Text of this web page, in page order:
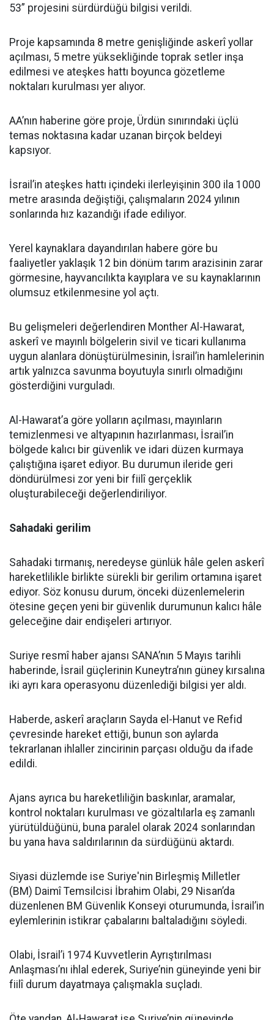
53” projesini sürdürdüğü bilgisi verildi.
Proje kapsamında 8 metre genişliğinde askerî yollar
açılması, 5 metre yüksekliğinde toprak setler inşa
edilmesi ve ateşkes hattı boyunca gözetleme
noktaları kurulması yer alıyor.
AA’nın haberine göre proje, Ürdün sınırındaki üçlü
temas noktasına kadar uzanan birçok beldeyi
kapsıyor.
İsrail’in ateşkes hattı içindeki ilerleyişinin 300 ila 1000
metre arasında değiştiği, çalışmaların 2024 yılının
sonlarında hız kazandığı ifade ediliyor.
Yerel kaynaklara dayandırılan habere göre bu
faaliyetler yaklaşık 12 bin dönüm tarım arazisinin zarar
görmesine, hayvancılıkta kayıplara ve su kaynaklarının
olumsuz etkilenmesine yol açtı.
Bu gelişmeleri değerlendiren Monther Al-Hawarat,
askerî ve mayınlı bölgelerin sivil ve ticari kullanıma
uygun alanlara dönüştürülmesinin, İsrail’in hamlelerinin
artık yalnızca savunma boyutuyla sınırlı olmadığını
gösterdiğini vurguladı.
Al-Hawarat’a göre yolların açılması, mayınların
temizlenmesi ve altyapının hazırlanması, İsrail’in
bölgede kalıcı bir güvenlik ve idari düzen kurmaya
çalıştığına işaret ediyor. Bu durumun ileride geri
döndürülmesi zor yeni bir fiilî gerçeklik
oluşturabileceği değerlendiriliyor.
Sahadaki gerilim
Sahadaki tırmanış, neredeyse günlük hâle gelen askerî
hareketlilikle birlikte sürekli bir gerilim ortamına işaret
ediyor. Söz konusu durum, önceki düzenlemelerin
ötesine geçen yeni bir güvenlik durumunun kalıcı hâle
geleceğine dair endişeleri artırıyor.
Suriye resmî haber ajansı SANA’nın 5 Mayıs tarihli
haberinde, İsrail güçlerinin Kuneytra’nın güney kırsalına
iki ayrı kara operasyonu düzenlediği bilgisi yer aldı.
Haberde, askerî araçların Sayda el-Hanut ve Refid
çevresinde hareket ettiği, bunun son aylarda
tekrarlanan ihlaller zincirinin parçası olduğu da ifade
edildi.
Ajans ayrıca bu hareketliliğin baskınlar, aramalar,
kontrol noktaları kurulması ve gözaltılarla eş zamanlı
yürütüldüğünü, buna paralel olarak 2024 sonlarından
bu yana hava saldırılarının da sürdüğünü aktardı.
Siyasi düzlemde ise Suriye'nin Birleşmiş Milletler
(BM) Daimî Temsilcisi İbrahim Olabi, 29 Nisan’da
düzenlenen BM Güvenlik Konseyi oturumunda, İsrail’in
eylemlerinin istikrar çabalarını baltaladığını söyledi.
Olabi, İsrail’i 1974 Kuvvetlerin Ayrıştırılması
Anlaşması’nı ihlal ederek, Suriye’nin güneyinde yeni bir
fiilî durum dayatmaya çalışmakla suçladı.